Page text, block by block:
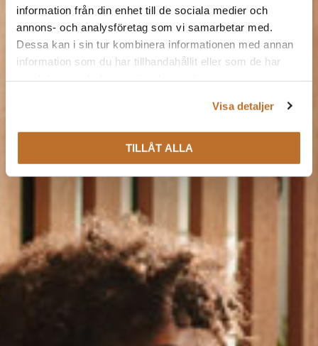
information från din enhet till de sociala medier och
annons- och analysföretag som vi samarbetar med.
Dessa kan i sin tur kombinera informationen med annan
information som du har tillhandahållit eller som de har
Visa detaljer
TILLÅT ALLA